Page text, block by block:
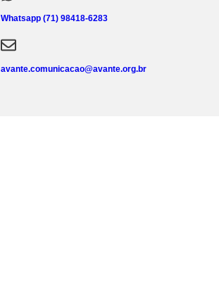
Whatsapp (71) 98418-6283
avante.comunicacao@avante.org.br